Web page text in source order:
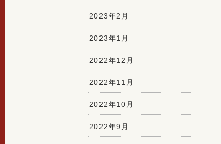
2023年2月
2023年1月
2022年12月
2022年11月
2022年10月
2022年9月